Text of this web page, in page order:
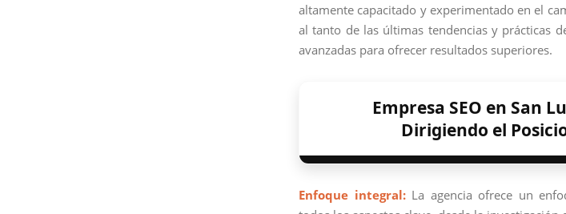
altamente capacitado y experimentado en el
al tanto de las últimas tendencias y prácticas
avanzadas para ofrecer resultados superiores.
Empresa SEO en San
Dirigiendo el
Enfoque integral:La agencia ofrece un